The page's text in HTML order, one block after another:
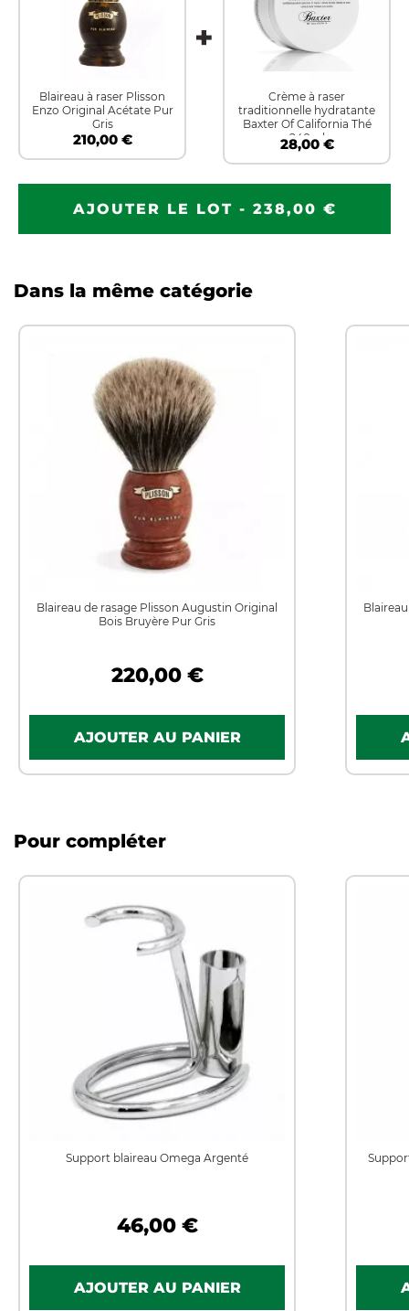
Blaireau à raser Plisson
Enzo Original Acétate Pur
Gris
210,00 €
Crème à raser
traditionnelle hydratante
Baxter Of California Thé
240ml
28,00 €
AJOUTER LE LOT - 238,00 €
Dans la même catégorie
Blaireau de rasage Plisson Augustin Original
Bois Bruyère Pur Gris
220,00 €
Pour compléter
Support blaireau Omega Argenté
46,00 €